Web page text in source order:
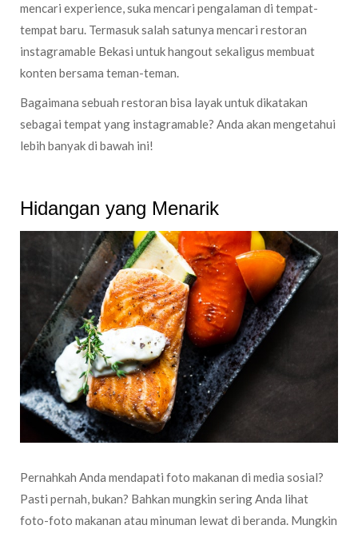
mencari experience, suka mencari pengalaman di tempat-
tempat baru. Termasuk salah satunya mencari restoran
instagramable Bekasi untuk hangout sekaligus membuat
konten bersama teman-teman.
Bagaimana sebuah restoran bisa layak untuk dikatakan
sebagai tempat yang instagramable? Anda akan mengetahui
lebih banyak di bawah ini!
Hidangan yang Menarik
Pernahkah Anda mendapati foto makanan di media sosial?
Pasti pernah, bukan? Bahkan mungkin sering Anda lihat
foto-foto makanan atau minuman lewat di beranda. Mungkin